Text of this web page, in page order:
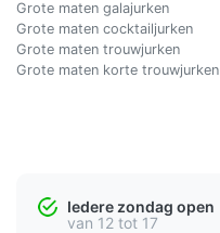
Grote maten galajurken
Grote maten cocktailjurken
Grote maten trouwjurken
Grote maten korte trouwjurken
Iedere zondag open
van 12 tot 17